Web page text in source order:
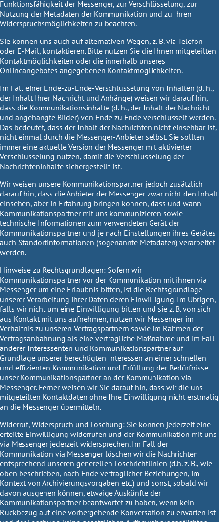
Funktionsfähigkeit der Messenger, zur Verschlüsselung, zur
Nutzung der Metadaten der Kommunikation und zu Ihren
Widerspruchsmöglichkeiten zu beachten.
Sie können uns auch auf alternativen Wegen, z. B. via Telefon
oder E-Mail, kontaktieren. Bitte nutzen Sie die Ihnen mitgeteilten
Kontaktmöglichkeiten oder die innerhalb unseres
Onlineangebotes angegebenen Kontaktmöglichkeiten.
Im Fall einer Ende-zu-Ende-Verschlüsselung von Inhalten (d. h.,
der Inhalt Ihrer Nachricht und Anhänge) weisen wir darauf hin,
dass die Kommunikationsinhalte (d. h., der Inhalt der Nachricht
und angehängte Bilder) von Ende zu Ende verschlüsselt werden.
Das bedeutet, dass der Inhalt der Nachrichten nicht einsehbar ist,
nicht einmal durch die Messenger-Anbieter selbst. Sie sollten
immer eine aktuelle Version der Messenger mit aktivierter
Verschlüsselung nutzen, damit die Verschlüsselung der
Nachrichteninhalte sichergestellt ist.
Wir weisen unsere Kommunikationspartner jedoch zusätzlich
darauf hin, dass die Anbieter der Messenger zwar nicht den Inhalt
einsehen, aber in Erfahrung bringen können, dass und wann
Kommunikationspartner mit uns kommunizieren sowie
technische Informationen zum verwendeten Gerät der
Kommunikationspartner und je nach Einstellungen ihres Gerätes
auch Standortinformationen (sogenannte Metadaten) verarbeitet
werden.
Hinweise zu Rechtsgrundlagen: Sofern wir
Kommunikationspartner vor der Kommunikation mit ihnen via
Messenger um eine Erlaubnis bitten, ist die Rechtsgrundlage
unserer Verarbeitung ihrer Daten deren Einwilligung. Im Übrigen,
falls wir nicht um eine Einwilligung bitten und sie z. B. von sich
aus Kontakt mit uns aufnehmen, nutzen wir Messenger im
Verhältnis zu unseren Vertragspartnern sowie im Rahmen der
Vertragsanbahnung als eine vertragliche Maßnahme und im Fall
anderer Interessenten und Kommunikationspartner auf
Grundlage unserer berechtigten Interessen an einer schnellen
und effizienten Kommunikation und Erfüllung der Bedürfnisse
unser Kommunikationspartner an der Kommunikation via
Messenger. Ferner weisen wir Sie darauf hin, dass wir die uns
mitgeteilten Kontaktdaten ohne Ihre Einwilligung nicht erstmalig
an die Messenger übermitteln.
Widerruf, Widerspruch und Löschung: Sie können jederzeit eine
erteilte Einwilligung widerrufen und der Kommunikation mit uns
via Messenger jederzeit widersprechen. Im Fall der
Kommunikation via Messenger löschen wir die Nachrichten
entsprechend unseren generellen Löschrichtlinien (d.h. z. B., wie
oben beschrieben, nach Ende vertraglicher Beziehungen, im
Kontext von Archivierungsvorgaben etc.) und sonst, sobald wir
davon ausgehen können, etwaige Auskünfte der
Kommunikationspartner beantwortet zu haben, wenn kein
Rückbezug auf eine vorhergehende Konversation zu erwarten ist